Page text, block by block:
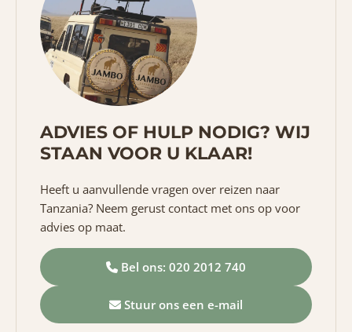
ADVIES OF HULP NODIG? WIJ
STAAN VOOR U KLAAR!
Heeft u aanvullende vragen over reizen naar
Tanzania? Neem gerust contact met ons op voor
advies op maat.
Bel ons: 020 2012 740
Stuur ons een e-mail